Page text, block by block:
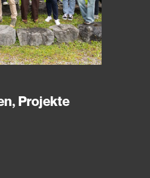
Projekte